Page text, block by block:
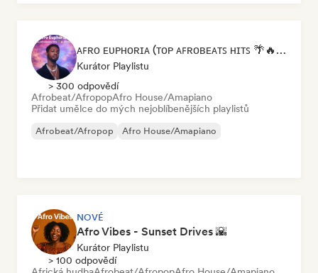
ᴀꜰʀᴏ ᴇᴜᴘʜᴏʀɪᴀ (ᴛᴏᴘ ᴀꜰʀᴏʙᴇᴀᴛꜱ ʜɪᴛꜱ 🌴🔥 2026 )
Kurátor Playlistu
> 300 odpovědí
Afrobeat/AfropopAfro House/Amapiano
Přidat umělce do mých nejoblíbenějších playlistů
Afrobeat/Afropop Afro House/Amapiano
NOVÉ
Afro Vibes - Sunset Drives 🌇
Kurátor Playlistu
> 100 odpovědí